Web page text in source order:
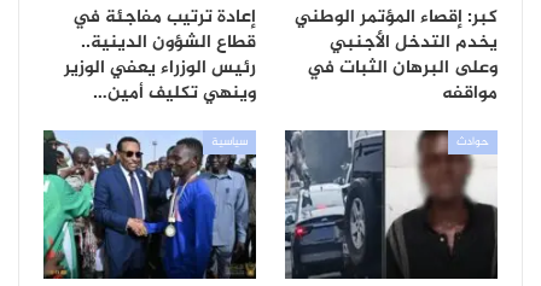
كبر: إقصاء المؤتمر الوطني
يخدم التدخل الأجنبي
وعلى البرهان الثبات في
مواقفه
إعادة ترتيب مفاجئة في
قطاع الشؤون الدينية..
رئيس الوزراء يعفي الوزير
وينهي تكليف أمين…
حوادث سياسية